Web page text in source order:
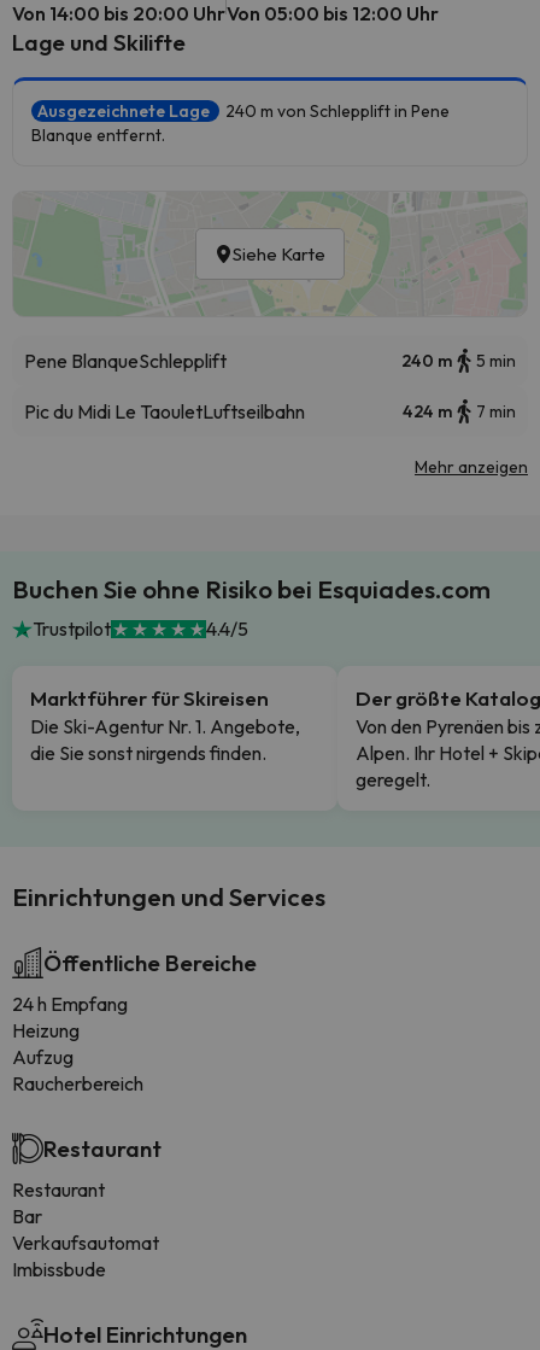
Von 14:00 bis 20:00 UhrVon 05:00 bis 12:00 Uhr
Lage und Skilifte
Ausgezeichnete Lage
240 m von Schlepplift in Pene
Blanque entfernt.
Siehe Karte
Pene BlanqueSchlepplift 240 m 5 min
Pic du Midi Le TaouletLuftseilbahn 424 m 7 min
Mehr anzeigen
Buchen Sie ohne Risiko bei Esquiades.com
Trustpilot 4.4/5
Marktführer für Skireisen
Die Ski-Agentur Nr. 1. Angebote,
die Sie sonst nirgends finden.
Der größte Katalog
Von den Pyrenäen bis
Alpen. Ihr Hotel +
geregelt.
Einrichtungen und Services
Öffentliche Bereiche
24 h Empfang
Heizung
Aufzug
Raucherbereich
Restaurant
Restaurant
Bar
Verkaufsautomat
Imbissbude
Hotel Einrichtungen